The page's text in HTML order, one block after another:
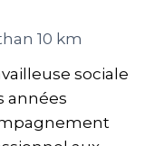
10 km
sociale
années